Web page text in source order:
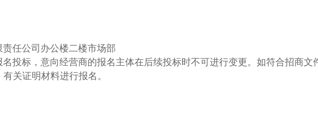
任公司办公楼二楼市场部
投标，意向经营商的报名主体在后续投标时不可进行变更。如符合招商
关证明材料进行报名。